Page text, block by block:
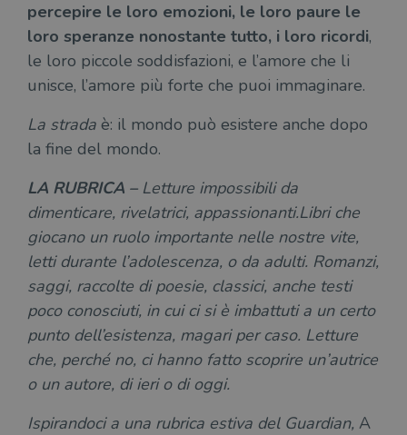
percepire le loro emozioni, le loro paure le
loro speranze nonostante tutto, i loro ricordi,
le loro piccole soddisfazioni, e l’amore che li
unisce, l’amore più forte che puoi immaginare.
La strada è: il mondo può esistere anche dopo
la fine del mondo.
LA RUBRICA –Letture impossibili da
dimenticare, rivelatrici, appassionanti.Libri che
giocano un ruolo importante nelle nostre vite,
letti durante l’adolescenza, o da adulti. Romanzi,
saggi, raccolte di poesie, classici, anche testi
poco conosciuti, in cui ci si è imbattuti a un certo
punto dell’esistenza, magari per caso. Letture
che, perché no, ci hanno fatto scoprire un’autrice
o un autore, di ieri o di oggi.
Ispirandoci a una rubrica estiva del Guardian, A